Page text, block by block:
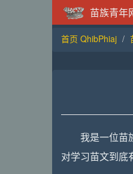
苗族青年
首页 QhibPhiaj
我是一位苗
对学习苗文到底